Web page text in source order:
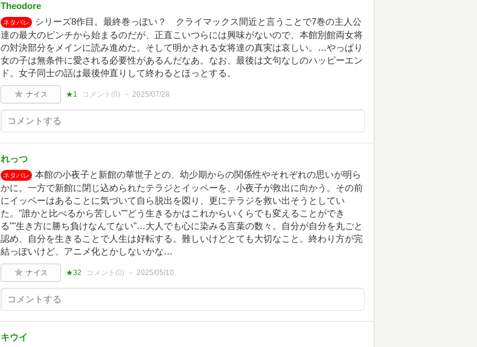
Theodore
ネタバレ
シリーズ8作目。最終巻っぽい？ クライマックス間近と言うことで7巻の主人公
達の最大のピンチから始まるのだが、正直こいつらには興味がないので、本館別館両女将
の対決部分をメインに読み進めた。そして明かされる女将達の真実は哀しい。…やっぱり
女の子は無条件に愛される必要性があるんだなあ。なお、最後は文句なしのハッピーエン
ド。女子同士の話は最後仲直りして終わるとほっとする。
ナイス ★1 コメント(0) 2025/07/28
れっつ
ネタバレ
本館の小夜子と新館の華世子との、幼少期からの関係性やそれぞれの思いが明ら
かに。一方で新館に閉じ込められたテラジとイッペーを、小夜子が救出に向かう。その前
にイッペーはあることに気づいて自ら脱出を図り、更にテラジを救い出そうとしてい
た。"誰かと比べるから苦しい""どう生きるかはこれからいくらでも変えることができ
る""生き方に勝ち負けなんてない"…大人でも心に染みる言葉の数々。自分が自分を丸ごと
認め、自分を生きることで人生は好転する。難しいけどとても大切なこと。終わり方が完
結っぽいけど、アニメ化とかしないかな…
ナイス ★32 コメント(0) 2025/05/10
キウイ